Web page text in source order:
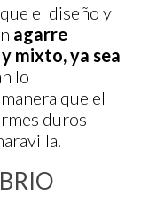
el diseño y
agarre
mixto, ya sea
lo
que el
duros